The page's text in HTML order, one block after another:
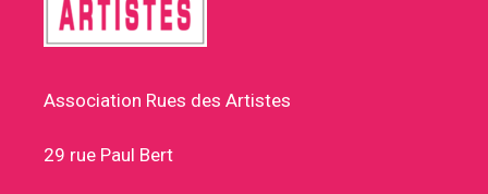
Association Rues des Artistes
29 rue Paul Bert